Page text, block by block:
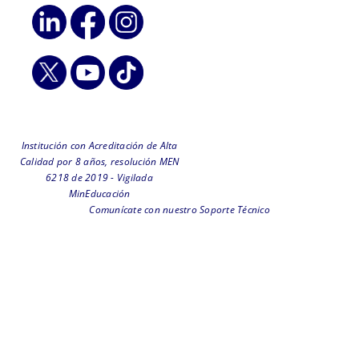
Institución con Acreditación de Alta
Calidad por 8 años, resolución MEN
6218 de 2019 - Vigilada
MinEducación
Comunícate con nuestro Soporte Técnico